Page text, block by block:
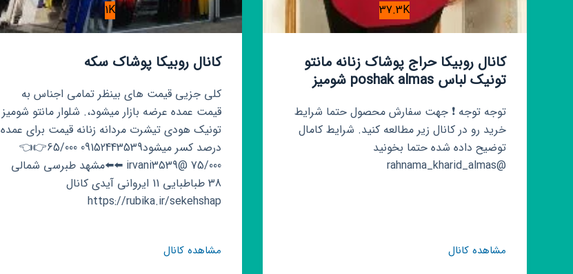
37.3K
کانال روبیکا حراج پوشاک زنانه مانتو
تونیک لباس poshak almas شومیز
توجه توجه ❗ جهت سفارش محصول حتما شرایط
خرید رو در کانال زیر مطالعه کنید. شرایط کامال
توضیح داده شده حتما بخونید
@rahnama_kharid_almas
مشاهده کانالکانال
1K
کانال روبیکا پوشاک سکه
کلی جزیی قیمت های بینظر تمامی اجناس به
قیمت عمده عرضه بازار میشود،. شلوار مانتو شومیز
تونیک هودی تیشرت مردانه زنانه قیمت برای عمده
درصد کسر میشود09152443539 65/000👉👈
75/000 @irvani3539 ⬅️⬅️مشهد طبرسی شمالی
38 طباطبایی 11 ایروانی آیدی کانال
https://rubika.ir/sekehshap
مشاهده کانالکانال